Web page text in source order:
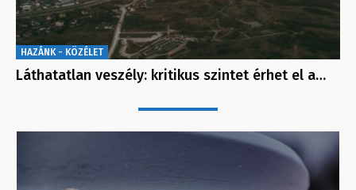
HAZÁNK - KÖZÉLET
Láthatatlan veszély: kritikus szintet érhet el a…